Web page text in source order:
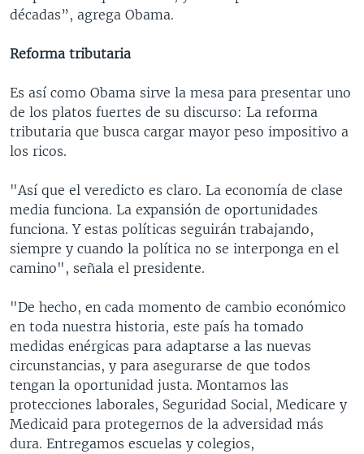
décadas”, agrega Obama.
Reforma tributaria
Es así como Obama sirve la mesa para presentar uno
de los platos fuertes de su discurso: La reforma
tributaria que busca cargar mayor peso impositivo a
los ricos.
"Así que el veredicto es claro. La economía de clase
media funciona. La expansión de oportunidades
funciona. Y estas políticas seguirán trabajando,
siempre y cuando la política no se interponga en el
camino", señala el presidente.
"De hecho, en cada momento de cambio económico
en toda nuestra historia, este país ha tomado
medidas enérgicas para adaptarse a las nuevas
circunstancias, y para asegurarse de que todos
tengan la oportunidad justa. Montamos las
protecciones laborales, Seguridad Social, Medicare y
Medicaid para protegernos de la adversidad más
dura. Entregamos escuelas y colegios,